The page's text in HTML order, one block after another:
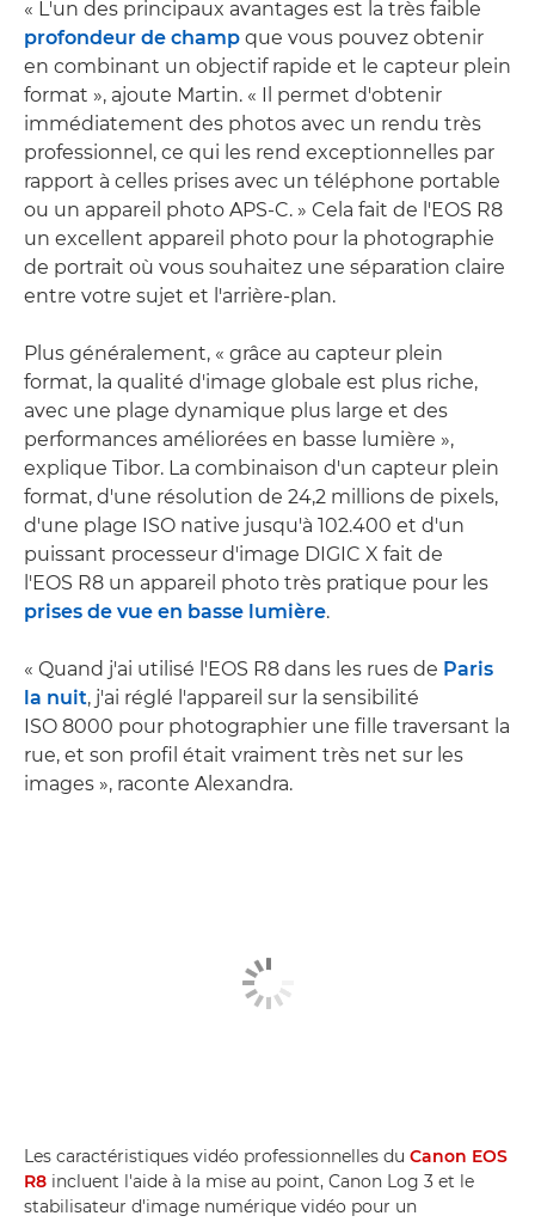
« L'un des principaux avantages est la très faible
profondeur de champ que vous pouvez obtenir
en combinant un objectif rapide et le capteur plein
format », ajoute Martin. « Il permet d'obtenir
immédiatement des photos avec un rendu très
professionnel, ce qui les rend exceptionnelles par
rapport à celles prises avec un téléphone portable
ou un appareil photo APS-C. » Cela fait de l'EOS R8
un excellent appareil photo pour la photographie
de portrait où vous souhaitez une séparation claire
entre votre sujet et l'arrière-plan.
Plus généralement, « grâce au capteur plein
format, la qualité d'image globale est plus riche,
avec une plage dynamique plus large et des
performances améliorées en basse lumière »,
explique Tibor. La combinaison d'un capteur plein
format, d'une résolution de 24,2 millions de pixels,
d'une plage ISO native jusqu'à 102.400 et d'un
puissant processeur d'image DIGIC X fait de
l'EOS R8 un appareil photo très pratique pour les
prises de vue en basse lumière.
« Quand j'ai utilisé l'EOS R8 dans les rues de Paris
la nuit, j'ai réglé l'appareil sur la sensibilité
ISO 8000 pour photographier une fille traversant la
rue, et son profil était vraiment très net sur les
images », raconte Alexandra.
Les caractéristiques vidéo professionnelles du Canon EOS
R8 incluent l'aide à la mise au point, Canon Log 3 et le
stabilisateur d'image numérique vidéo pour un